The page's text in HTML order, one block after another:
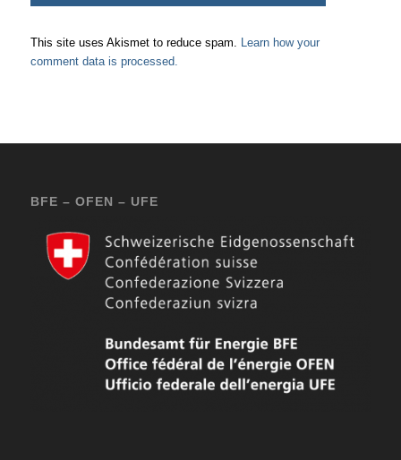
This site uses Akismet to reduce spam. Learn how your
comment data is processed.
BFE – OFEN – UFE